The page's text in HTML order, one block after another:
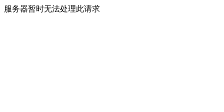
服务器暂时无法处理此请求